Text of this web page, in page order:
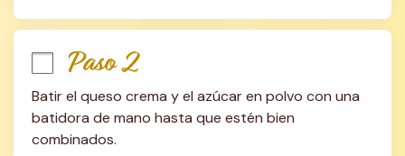
Paso 2
Batir el queso crema y el azúcar en polvo con una
batidora de mano hasta que estén bien
combinados.